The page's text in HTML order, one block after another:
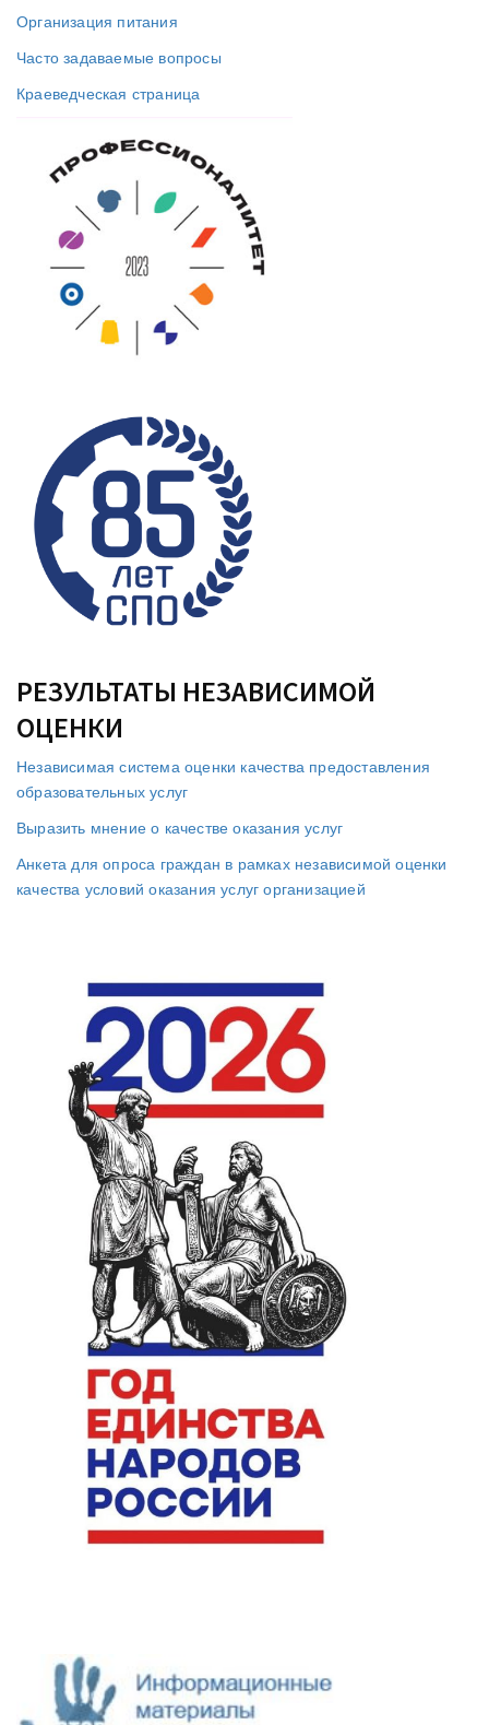
Организация питания
Часто задаваемые вопросы
Краеведческая страница
РЕЗУЛЬТАТЫ НЕЗАВИСИМОЙ
ОЦЕНКИ
Независимая система оценки качества предоставления
образовательных услуг
Выразить мнение о качестве оказания услуг
Анкета для опроса граждан в рамках независимой оценки
качества условий оказания услуг организацией